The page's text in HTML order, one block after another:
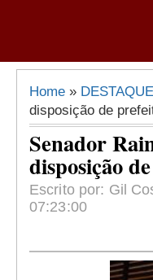
Home » DESTAQUE
disposição de
Senador
disposição
Escrito por: Gil
07:23:00